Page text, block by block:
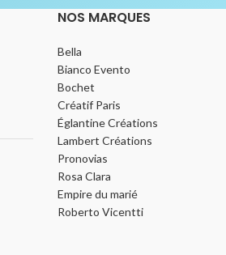
NOS MARQUES
Bella
Bianco Evento
Bochet
Créatif Paris
Églantine Créations
Lambert Créations
Pronovias
Rosa Clara
Empire du marié
Roberto Vicentti